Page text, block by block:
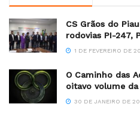
CS Grãos do
rodovias PI-247,
1 DE FEVEREIRO DE
O Caminho das
oitavo volume
30 DE JANEIRO DE